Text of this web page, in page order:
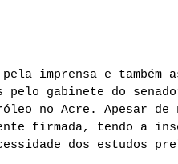
pela imprensa e
pelo gabinete do
no Acre. Apesar de
firmada, tendo a
dos estudos